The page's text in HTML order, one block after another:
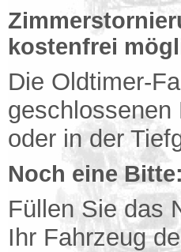
kostenfrei
Die Oldtimer-
geschlossenen
oder in der
Noch eine Bitte:
Füllen Sie das
Ihr Fahrzeug